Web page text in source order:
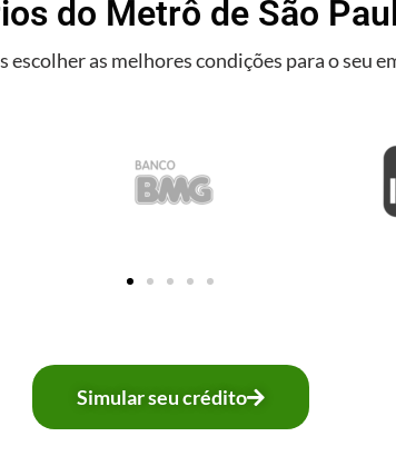
do Metrô de São
escolher as melhores condições para o seu
Simular seu crédito